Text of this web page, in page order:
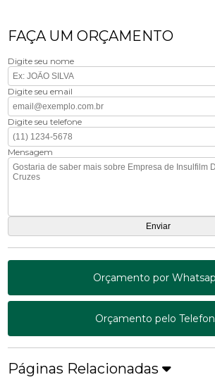
FAÇA UM ORÇAMENTO
Digite seu nome
Digite seu email
Digite seu telefone
Mensagem
Orçamento por
Orçamento pelo
Páginas Relacionadas